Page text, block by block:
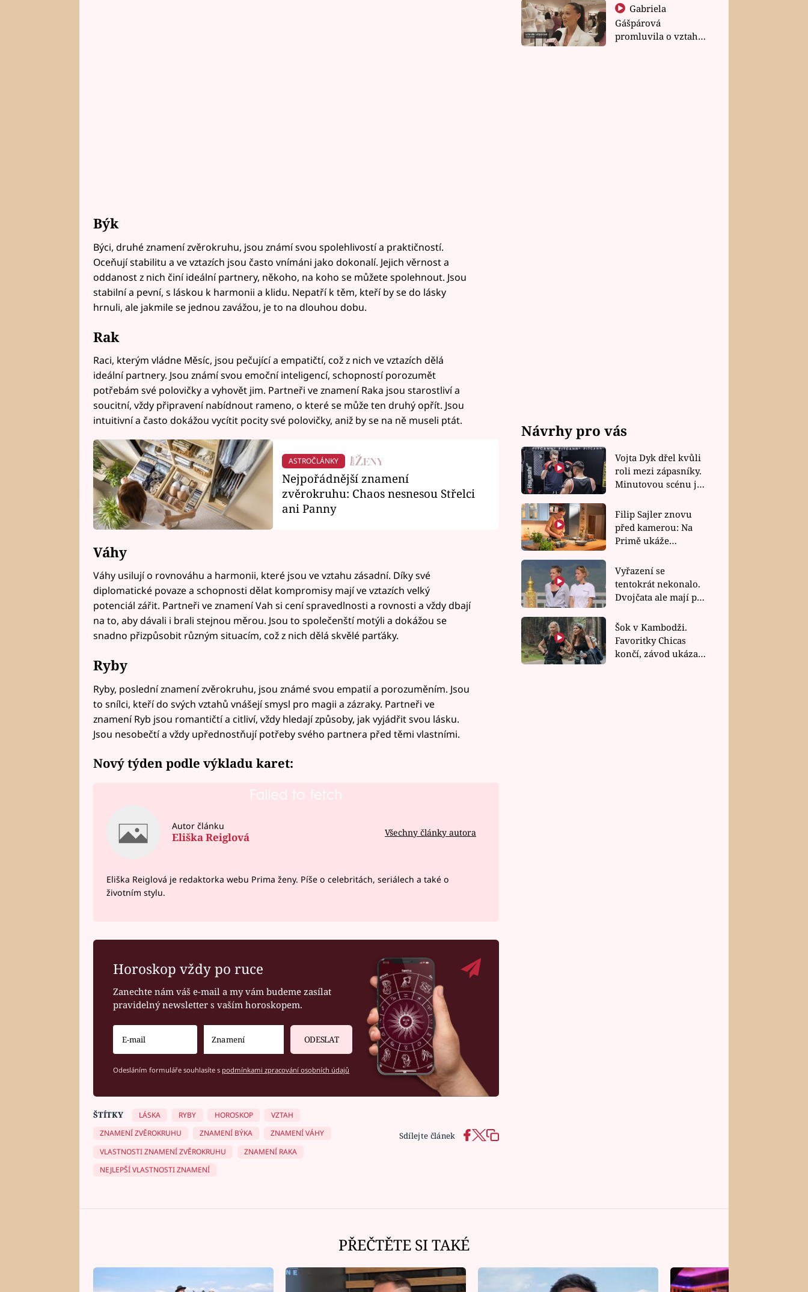
Býk
Býci, druhé znamení zvěrokruhu, jsou známí svou spolehlivostí a praktičností.
Oceňují stabilitu a ve vztazích jsou často vnímáni jako dokonalí. Jejich věrnost a
oddanost z nich činí ideální partnery, někoho, na koho se můžete spolehnout. Jsou
stabilní a pevní, s láskou k harmonii a klidu. Nepatří k těm, kteří by se do lásky
hrnuli, ale jakmile se jednou zavážou, je to na dlouhou dobu.
Rak
Raci, kterým vládne Měsíc, jsou pečující a empatičtí, což z nich ve vztazích dělá
ideální partnery. Jsou známí svou emoční inteligencí, schopností porozumět
potřebám své polovičky a vyhovět jim. Partneři ve znamení Raka jsou starostliví a
soucitní, vždy připravení nabídnout rameno, o které se může ten druhý opřít. Jsou
intuitivní a často dokážou vycítit pocity své polovičky, aniž by se na ně museli ptát.
ASTROČLÁNKY
Nejpořádnější znamení
zvěrokruhu: Chaos nesnesou Střelci
ani Panny
Váhy
Váhy usilují o rovnováhu a harmonii, které jsou ve vztahu zásadní. Díky své
diplomatické povaze a schopnosti dělat kompromisy mají ve vztazích velký
potenciál zářit. Partneři ve znamení Vah si cení spravedlnosti a rovnosti a vždy dbají
na to, aby dávali i brali stejnou měrou. Jsou to společenští motýli a dokážou se
snadno přizpůsobit různým situacím, což z nich dělá skvělé parťáky.
Ryby
Ryby, poslední znamení zvěrokruhu, jsou známé svou empatií a porozuměním. Jsou
to snílci, kteří do svých vztahů vnášejí smysl pro magii a zázraky. Partneři ve
znamení Ryb jsou romantičtí a citliví, vždy hledají způsoby, jak vyjádřit svou lásku.
Jsou nesobečtí a vždy upřednostňují potřeby svého partnera před těmi vlastními.
Nový týden podle výkladu karet:
Failed to fetch
Autor článku
Eliška Reiglová Všechny články autora
Eliška Reiglová je redaktorka webu Prima ženy. Píše o celebritách, seriálech a také o
životním stylu.
Horoskop vždy po ruce
Zanechte nám váš e-mail a my vám budeme zasílat
pravidelný newsletter s vaším horoskopem.
ODESLAT
Odesláním formuláře souhlasíte s podmínkami zpracování osobních údajů
Sdílejte článek
ŠTÍTKY LÁSKA RYBY HOROSKOP
VZTAH
ZNAMENÍ ZVĚROKRUHU
ZNAMENÍ BÝKA
ZNAMENÍ VÁHY
VLASTNOSTI ZNAMENÍ ZVĚROKRUHU
ZNAMENÍ RAKA
NEJLEPŠÍ VLASTNOSTI ZNAMENÍ
Gabriela
Gášpárová
promluvila o vztahu
Návrhy pro vás
Vojta Dyk dřel kvůli
roli mezi zápasníky.
Minutovou scénu jel
Filip Sajler znovu
před kamerou: Na
Primě ukáže
rychlé recepty
Vyřazení se
tentokrát nekonalo.
Dvojčata ale mají po
závodu nůž na krku
Šok v Kambodži.
Favoritky Chicas
končí, závod ukázal
PŘEČTĚTE SI TAKÉ